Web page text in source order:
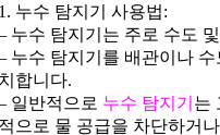
누수 탐지기 사용법:
누수 탐지기는 주로 수도
누수 탐지기를 배관이나
합니다.
일반적으로 누수 탐지기 는
으로 물 공급을 차단하거